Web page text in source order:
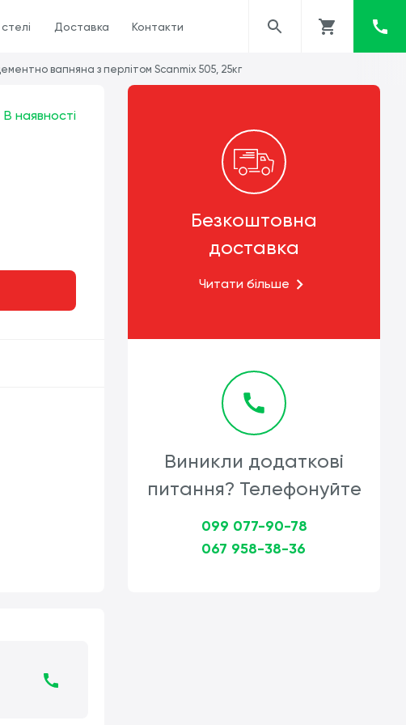
стелі Доставка Контакти
вапняна з перлітом Scanmix 505, 25кг
В наявності
Безкоштовна
доставка
Читати більше
Виникли додаткові
питання? Телефонуйте
099 077-90-78
067 958-38-36